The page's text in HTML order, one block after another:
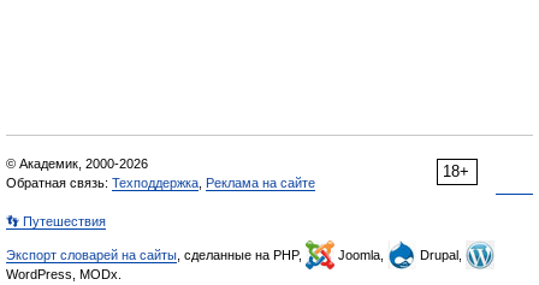
18+
© Академик, 2000-2026
Обратная связь: Техподдержка Реклама на сайте
👣 Путешествия
Экспорт словарей на сайты , сделанные на PHP, Joomla,
Drupal,
WordPress, MODx.